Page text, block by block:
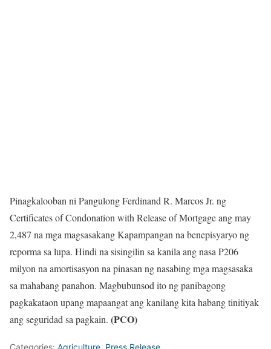
Pinagkalooban ni Pangulong Ferdinand R. Marcos Jr. ng
Certificates of Condonation with Release of Mortgage ang may
2,487 na mga magsasakang Kapampangan na benepisyaryo ng
reporma sa lupa. Hindi na sisingilin sa kanila ang nasa P206
milyon na amortisasyon na pinasan ng nasabing mga magsasaka
sa mahabang panahon. Magbubunsod ito ng panibagong
pagkakataon upang mapaangat ang kanilang kita habang tinitiyak
ang seguridad sa pagkain. (PCO)
Categories: Agriculture Press Release